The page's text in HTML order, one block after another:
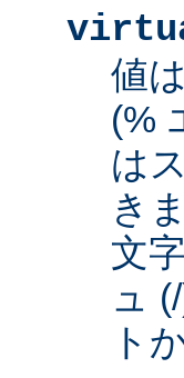
値
(%
は
き
文
ュ
ト